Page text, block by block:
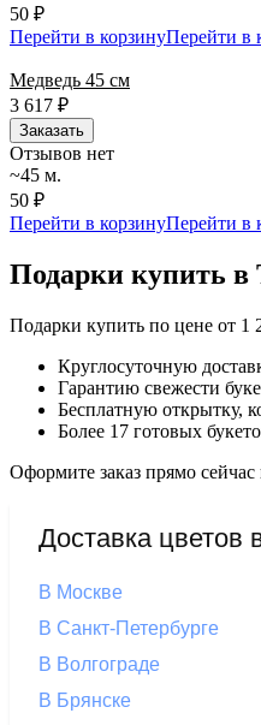
50 ₽
Перейти в корзинуПерейти в
Медведь 45 см
3 617 ₽
Заказать
Отзывов нет
~45 м.
50 ₽
Перейти в корзинуПерейти в
Подарки купить в
Подарки купить по цене от 1
Круглосуточную
Гарантию свежести
Бесплатную открытку,
Более 17 готовых
Оформите заказ прямо
Доставка цветов
В Москве
В Санкт-Петербурге
В Волгограде
В Брянске